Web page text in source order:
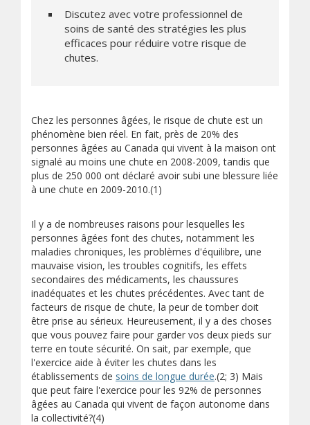
Discutez avec votre professionnel de
soins de santé des stratégies les plus
efficaces pour réduire votre risque de
chutes.
Chez les personnes âgées, le risque de chute est un
phénomène bien réel. En fait, près de 20% des
personnes âgées au Canada qui vivent à la maison ont
signalé au moins une chute en 2008-2009, tandis que
plus de 250 000 ont déclaré avoir subi une blessure liée
à une chute en 2009-2010.(1)
Il y a de nombreuses raisons pour lesquelles les
personnes âgées font des chutes, notamment les
maladies chroniques, les problèmes d'équilibre, une
mauvaise vision, les troubles cognitifs, les effets
secondaires des médicaments, les chaussures
inadéquates et les chutes précédentes. Avec tant de
facteurs de risque de chute, la peur de tomber doit
être prise au sérieux. Heureusement, il y a des choses
que vous pouvez faire pour garder vos deux pieds sur
terre en toute sécurité. On sait, par exemple, que
l'exercice aide à éviter les chutes dans les
établissements de soins de longue durée.(2; 3) Mais
que peut faire l'exercice pour les 92% de personnes
âgées au Canada qui vivent de façon autonome dans
la collectivité?(4)